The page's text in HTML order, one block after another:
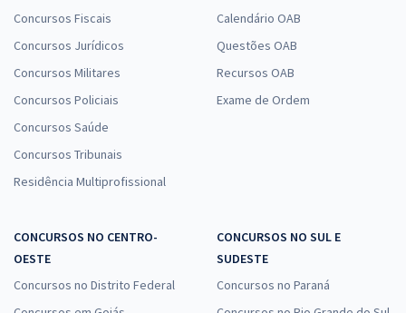
Concursos Fiscais
Concursos Jurídicos
Concursos Militares
Concursos Policiais
Concursos Saúde
Concursos Tribunais
Residência Multiprofissional
Calendário OAB
Questões OAB
Recursos OAB
Exame de Ordem
CONCURSOS NO CENTRO-
OESTE
Concursos no Distrito Federal
CONCURSOS NO SUL E
SUDESTE
Concursos no Paraná